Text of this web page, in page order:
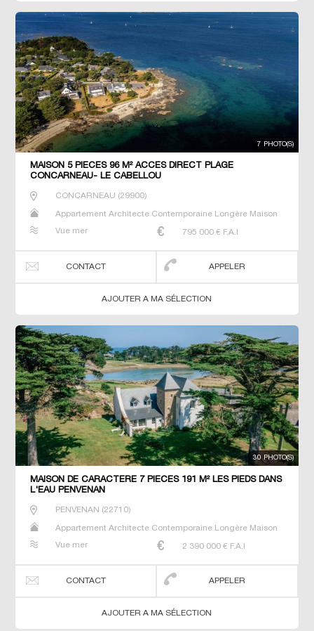
7 PHOTO(S)
MAISON 5 PIECES 96 M² ACCES DIRECT PLAGE
CONCARNEAU- LE CABELLOU
CONCARNEAU (29900)
Appartement Architecte Contemporaine Longère Maison
Vue mer
795 000 € F.A.I
CONTACT APPELER
AJOUTER A MA SÉLECTION
30 PHOTO(S)
MAISON DE CARACTERE 7 PIECES 191 M² LES PIEDS DANS
L'EAU PENVENAN
PENVENAN (22710)
Appartement Architecte Contemporaine Longère Maison
Vue mer
2 390 000 € F.A.I
CONTACT APPELER
AJOUTER A MA SÉLECTION